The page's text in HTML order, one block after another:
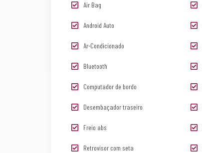
Air Bag
Android Auto
Ar-Condicionado
Bluetooth
Computador de bordo
Desembaçador traseiro
Freio abs
Retrovisor com seta